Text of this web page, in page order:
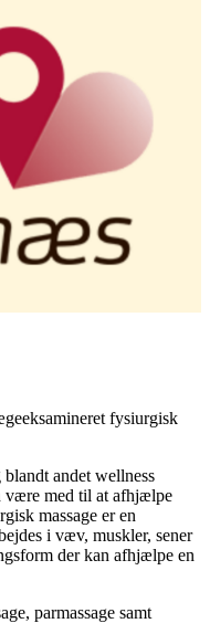
fysiurgisk
andet wellness
være med til at afhjælpe
massage er en
i væv, muskler, sener
der kan afhjælpe en
parmassage samt